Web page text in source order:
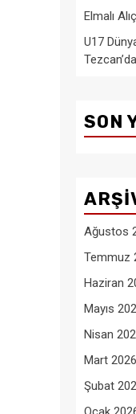
Elmalı
U17
SON
Ağustos
Temmuz
Haziran
Mayıs
Nisan
Mart 2026
Şubat